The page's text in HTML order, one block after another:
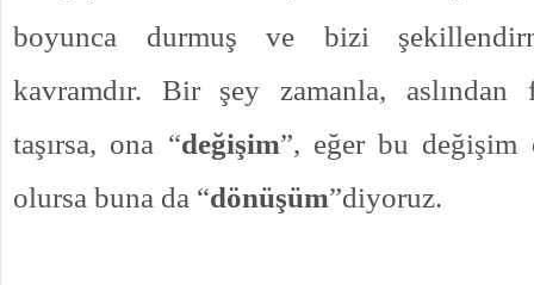
boyunca durmuş ve bizi
kavramdır. Bir şey zamanla,
taşırsa, ona “değişim”, eğer bu değişim
olursa buna da “dönüşüm”diyoruz.